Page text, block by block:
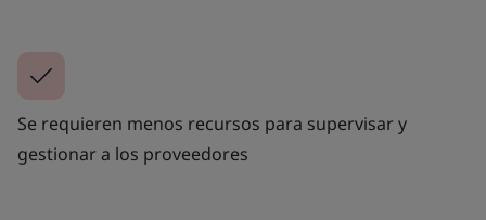
Se requieren menos recursos para supervisar y
gestionar a los proveedores